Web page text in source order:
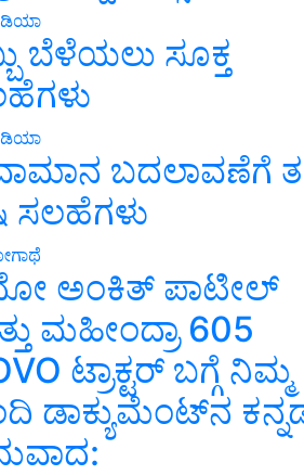
ಬೆಳೆಯಲು ಸೂಕ್ತ
ಬದಲಾವಣೆಗೆ
ಸಲಹೆಗಳು
ಅಂಕಿತ್ ಪಾಟೀಲ್
ಮಹೀಂದ್ರಾ 605
ಟ್ರಾಕ್ಟರ್ ಬಗ್ಗೆ ನಿಮ್ಮ
ಡಾಕ್ಯುಮೆಂಟ್‌ನ